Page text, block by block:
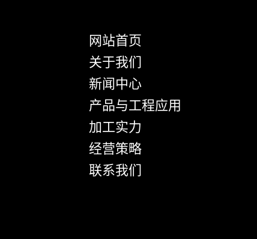
网站首页
关于我们
新闻中心
产品与工程应用
加工实力
经营策略
联系我们